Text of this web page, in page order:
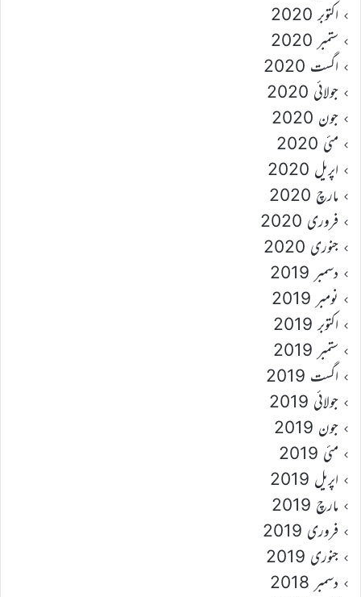
اکتوبر 2020
ستمبر 2020
اگست 2020
جولائی 2020
جون 2020
مئی 2020
اپریل 2020
مارچ 2020
فروری 2020
جنوری 2020
دسمبر 2019
نومبر 2019
اکتوبر 2019
ستمبر 2019
اگست 2019
جولائی 2019
جون 2019
مئی 2019
اپریل 2019
مارچ 2019
فروری 2019
جنوری 2019
دسمبر 2018